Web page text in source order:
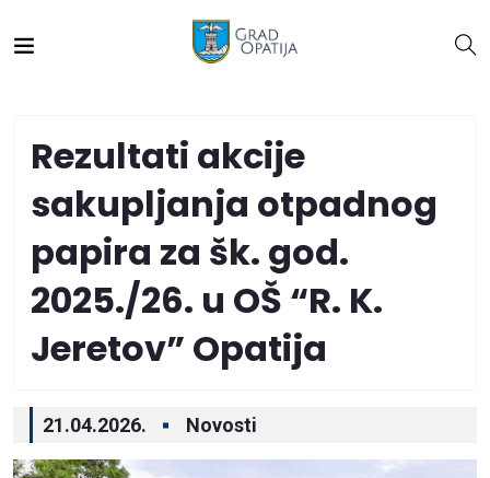
Rezultati akcije
sakupljanja otpadnog
papira za šk. god.
2025./26. u OŠ “R. K.
Jeretov” Opatija
21.04.2026. Novosti